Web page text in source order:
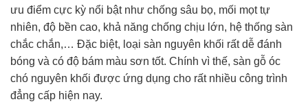
ưu điểm cực kỳ nổi bật như chống sâu bọ, mối mọt tự
nhiên, độ bền cao, khả năng chống chịu lớn, hệ thống sàn
chắc chắn,… Đặc biệt, loại sàn nguyên khối rất dễ đánh
bóng và có độ bám màu sơn tốt. Chính vì thế, sàn gỗ óc
chó nguyên khối được ứng dụng cho rất nhiều công trình
đẳng cấp hiện nay.